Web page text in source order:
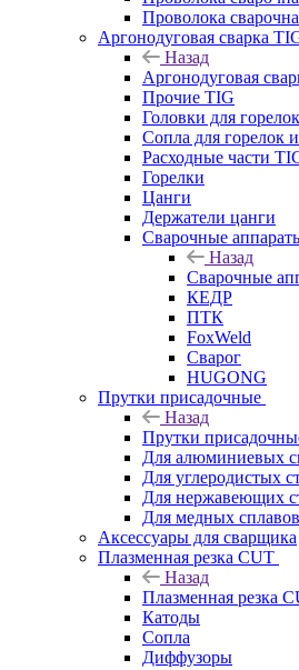
Проволока
Аргонодуговая сварка
Назад
Аргонодуговая
Прочие TIG
Головки для горелок
Сопла для горелок
Расходные части
Горелки
Цанги
Держатели цанги
Сварочные
Назад
Сварочные
КЕДР
ПТК
FoxWeld
Сварог
HUGONG
Прутки присадочные
Назад
Прутки
Для алюминиевых
Для углеродистых
Для нержавеющих
Для медных сплавов
Аксессуары для сварщика
Плазменная резка CUT
Назад
Плазменная резка
Катоды
Сопла
Диффузоры